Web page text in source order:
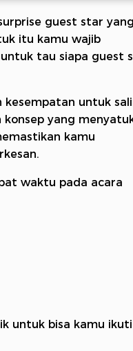
guest star yang
itu kamu wajib
tau siapa guest
kesempatan untuk
yang
kamu
waktu pada acara
untuk bisa kamu ikuti